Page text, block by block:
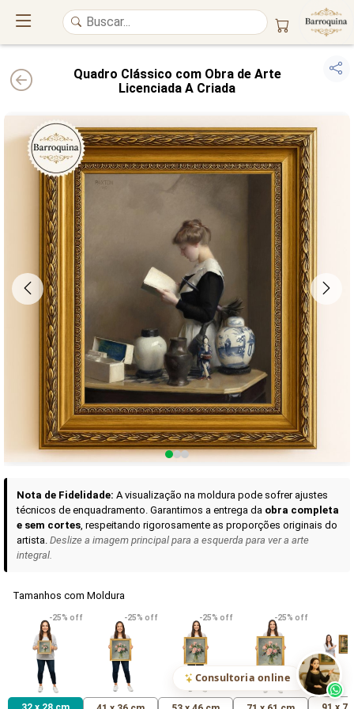
UM ATELIÊ 100% FINE ART
Trazemos a imponência das maiores obras de arte do mundopara o
alto padrão da sua casa. Nosso acervo reúne a genialidade de
grandes
pintores renomados
, resgatandoartes reais e o requinte inconfundível
das obras doséculo XIX . Produção artesanal emCanvas 100% Algodão
molduras emMadeira Maciça e impressão comPigmentação Mineral
QUALIDADE DE MUSEU GARANTIA ETERNA
Curadoria das Campanhas
A seleção de obras-primas apresentadas em nossos vídeos nas redes
sociais, reunidas aqui para sua apreciação.
VER DETALHES
Madona de Loreto
R$ 538,42
VER DETALHES
Narciso- caravaggio
R$ 365,92
VER
Maria
uma Rosa
R$ 365,92
Consultoria online
Quadro Clássico com Obra de Arte
Licenciada A Criada
Nota de Fidelidade: A visualização na moldura pode sofrer ajustes
técnicos de enquadramento. Garantimos a entrega da obra completa
e sem cortes, respeitando rigorosamente as proporções originais do
artista. Deslize a imagem principal para a esquerda para ver a arte
integral.
Tamanhos com Moldura
-25% off -25% off -25% off -25% off